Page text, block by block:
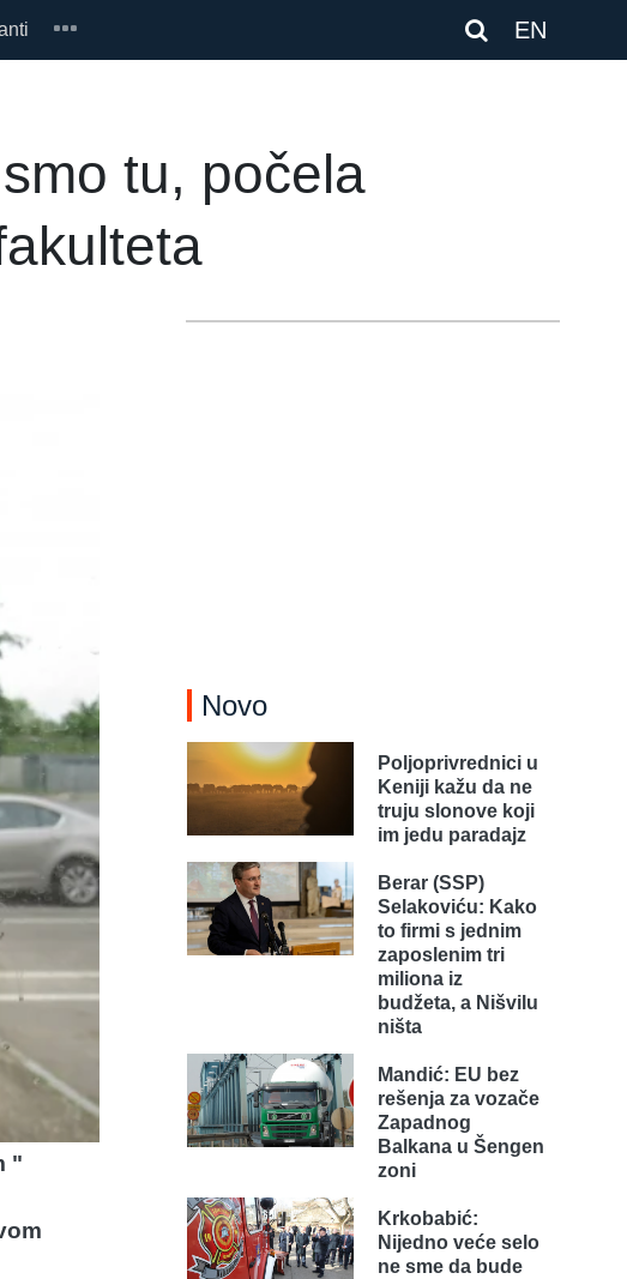
EN
tu, počela
"
Novo
Poljoprivrednici u
Keniji kažu da ne
truju slonove koji
im jedu paradajz
Berar (SSP)
Selakoviću: Kako
to firmi s jednim
zaposlenim tri
miliona iz
budžeta, a Nišvilu
ništa
Mandić: EU bez
rešenja za vozače
Zapadnog
Balkana u Šengen
zoni
Krkobabić:
Nijedno veće selo
ne sme da bude